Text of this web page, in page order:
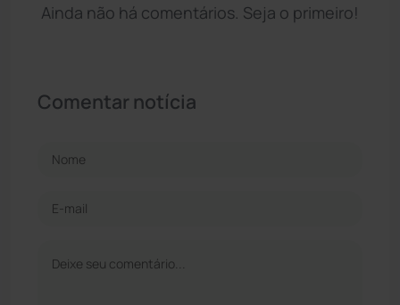
Ainda não há comentários. Seja o primeiro!
Comentar notícia